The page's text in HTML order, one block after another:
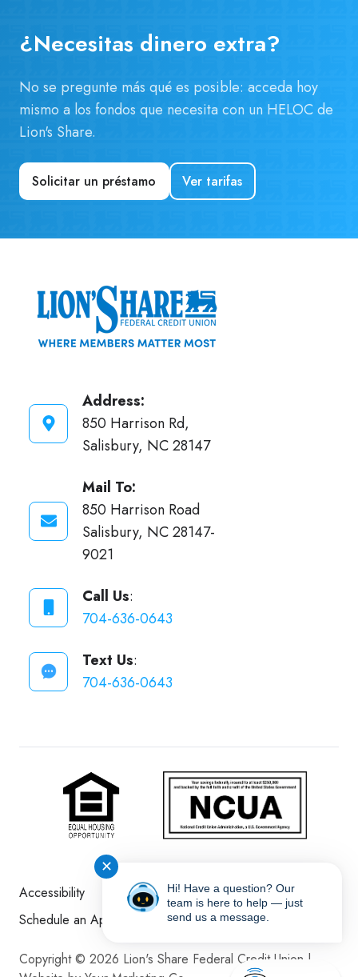
¿Necesitas dinero extra?
No se pregunte más qué es posible: acceda hoy
mismo a los fondos que necesita con un HELOC de
Lion's Share.
Solicitar un préstamo Ver tarifas
Address:
850 Harrison Rd,
Salisbury, NC 28147
Mail To:
850 Harrison Road
Salisbury, NC 28147-
9021
Call Us:
704-636-0643
Text Us:
704-636-0643
Accessibility Disclosures
Sitemap
Schedule an Appointment
Copyright © 2026 Lion's Share Federal Credit Union |
✕
Hi! Have a question? Our
team is here to help — just
send us a message.